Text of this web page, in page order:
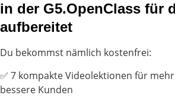
in der G5.OpenClass für
aufbereitet
Du bekommst nämlich kostenfrei:
✅ 7 kompakte Videolektionen für
bessere Kunden